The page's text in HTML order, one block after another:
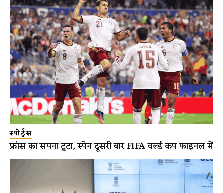
स्पोर्ट्स
फ्रांस का सपना टूटा, स्पेन दूसरी बार FIFA वर्ल्ड कप फाइनल में